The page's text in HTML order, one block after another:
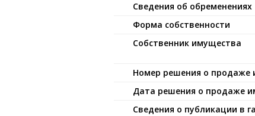
Сведения об обременениях
Форма собственности
Собственник имущества
Номер решения о продаже
Дата решения о продаже
Сведения о публикации в